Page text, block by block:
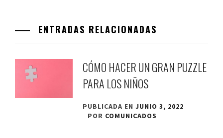
ENTRADAS RELACIONADAS
CÓMO HACER UN GRAN PUZZLE
PARA LOS NIÑOS
PUBLICADA ENJUNIO 3, 2022
POR COMUNICADOS